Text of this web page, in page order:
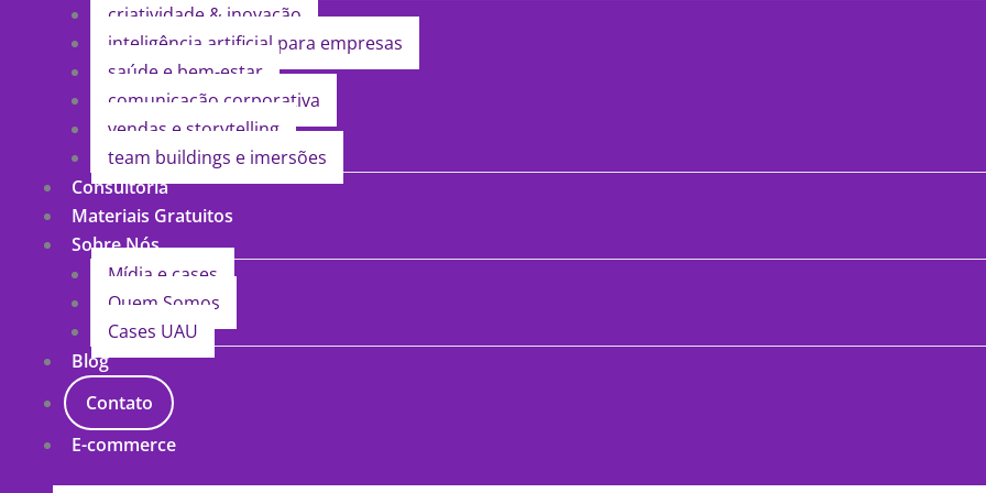
criatividade & inovação
inteligência artificial para empresas
saúde e bem-estar
comunicação corporativa
vendas e storytelling
team buildings e imersões
Consultoria
Materiais Gratuitos
Sobre Nós
Mídia e cases
Quem Somos
Cases UAU
Blog
Contato
E-commerce